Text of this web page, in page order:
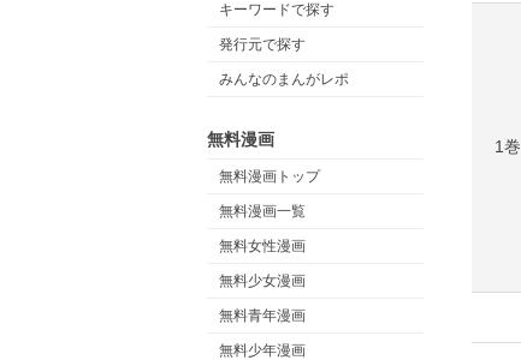
キーワードで探す
発行元で探す
みんなのまんがレポ
無料漫画
無料漫画トップ
無料漫画一覧
無料女性漫画
無料少女漫画
無料青年漫画
無料少年漫画
1巻